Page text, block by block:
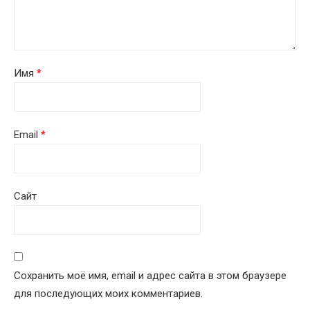
Имя *
Email *
Сайт
Сохранить моё имя, email и адрес сайта в этом браузере
для последующих моих комментариев.